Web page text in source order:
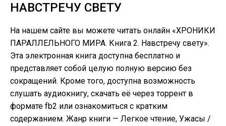
НАВСТРЕЧУ СВЕТУ
На нашем сайте вы можете читать онлайн «ХРОНИКИ
ПАРАЛЛЕЛЬНОГО МИРА. Книга 2. Навстречу свету».
Эта электронная книга доступна бесплатно и
представляет собой целую полную версию без
сокращений. Кроме того, доступна возможность
слушать аудиокнигу, скачать её через торрент в
формате fb2 или ознакомиться с кратким
содержанием. Жанр книги — Легкое чтение, Ужасы /